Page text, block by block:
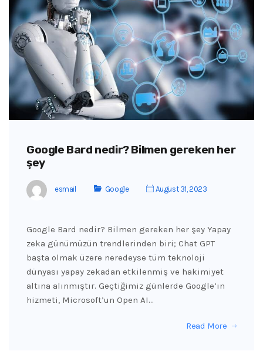
Google Bard nedir? Bilmen gereken her
şey
esmail Google August 31, 2023
Google Bard nedir? Bilmen gereken her şey Yapay
zeka günümüzün trendlerinden biri; Chat GPT
başta olmak üzere neredeyse tüm teknoloji
dünyası yapay zekadan etkilenmiş ve hakimiyet
altına alınmıştır. Geçtiğimiz günlerde Google’ın
hizmeti, Microsoft’un Open AI…
Read More